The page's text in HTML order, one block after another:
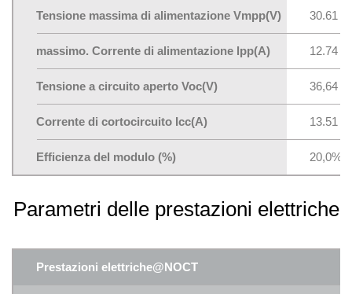
Tensione massima di alimentazione Vmpp(V) 30.61
massimo. Corrente di alimentazione lpp(A) 12.74
Tensione a circuito aperto Voc(V) 36,64
Corrente di cortocircuito Icc(A) 13.51
Efficienza del modulo (%) 20,0%
Parametri delle prestazioni elettriche
Prestazioni elettriche@NOCT